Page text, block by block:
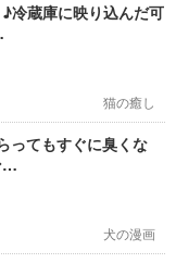
冷蔵庫に映り込んだ可
猫の癒し
ってもすぐに臭くな
…
犬の漫画